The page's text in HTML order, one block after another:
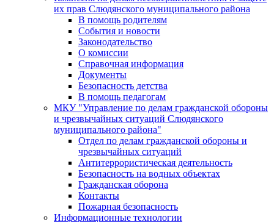
их прав Слюдянского муниципального района
В помощь родителям
События и новости
Законодательство
О комиссии
Справочная информация
Документы
Безопасность детства
В помощь педагогам
МКУ "Управление по делам гражданской обороны
и чрезвычайных ситуаций Слюдянского
муниципального района"
Отдел по делам гражданской обороны и
чрезвычайных ситуаций
Антитеррористическая деятельность
Безопасность на водных объектах
Гражданская оборона
Контакты
Пожарная безопасность
Информационные технологии